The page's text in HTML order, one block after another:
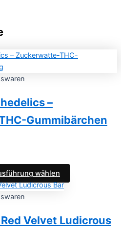
–
Gummibärchen
wählen
Red Velvet Ludicrous